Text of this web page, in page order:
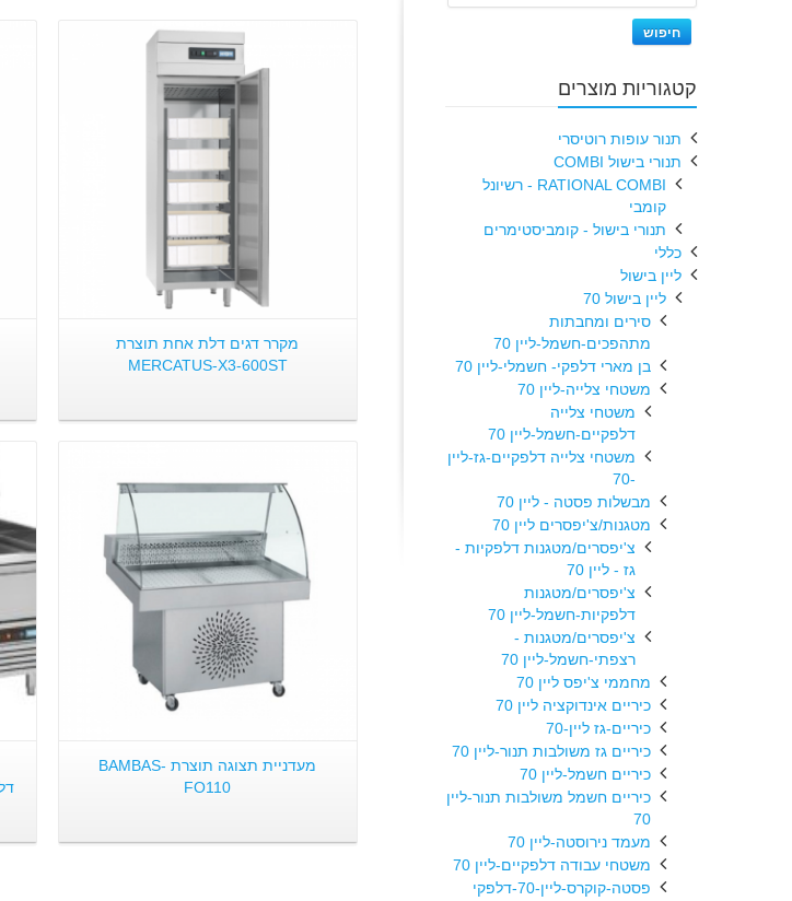
פרטים:
מקרר דגים דלת אחת תוצרת
MERCATUS-X3-600ST
פרטים:
מעדניית תצוגה תוצרת BAMBAS-
FO110
חיפוש
קטגוריות מוצרים
תנור עופות רוטיסרי
תנורי בישול COMBI
RATIONAL COMBI - רשיונל
קומבי
תנורי בישול - קומביסטימרים
כללי
ליין בישול
ליין בישול 70
סירים ומחבתות
מתהפכים-חשמל-ליין 70
בן מארי דלפקי- חשמלי-ליין 70
משטחי צלייה-ליין 70
משטחי צלייה
דלפקיים-חשמל-ליין 70
משטחי צלייה דלפקיים-גז-ליין
-70
מבשלות פסטה - ליין 70
מטגנות/צ'יפסרים ליין 70
צ'יפסרים/מטגנות דלפקיות -
גז - ליין 70
צ'יפסרים/מטגנות
דלפקיות-חשמל-ליין 70
צ'יפסרים/מטגנות -
רצפתי-חשמל-ליין 70
מחממי צ'יפס ליין 70
כיריים אינדוקציה ליין 70
כיריים-גז ליין-70
כיריים גז משולבות תנור-ליין 70
כיריים חשמל-ליין 70
כיריים חשמל משולבות תנור-ליין
70
מעמד נירוסטה-ליין 70
משטחי עבודה דלפקיים-ליין 70
פסטה-קוקרס-ליין-70-דלפקי